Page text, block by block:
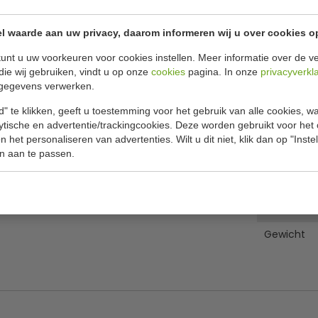
waarde aan uw privacy, daarom informeren wij u over cookies
u uw voorkeuren voor cookies instellen. Meer informatie over de
wij gebruiken, vindt u op onze cookies pagina. In onze
verwerken.
te klikken, geeft u toestemming voor het gebruik van alle cookies,
en advertentie/trackingcookies. Deze worden gebruikt voor het
het personaliseren van advertenties. Wilt u dit niet, klik dan op
aan te passen.
geribbelde gietijzeren platen waardoor de
panini en tosti's in drukke gelegenheden.
is voorzien van een instelbare
Inclusief lekbak en een borstel voor
Model
B x D X H
Grillplaat
Grillplaat
Gewicht